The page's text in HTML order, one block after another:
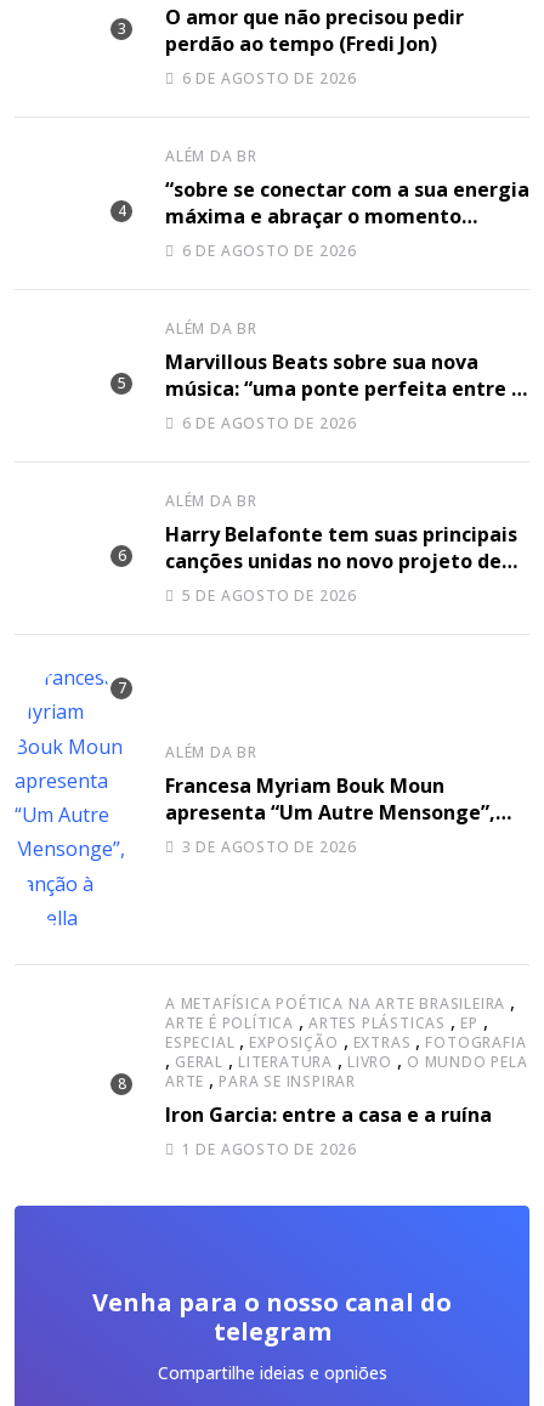
O amor que não precisou pedir
perdão ao tempo (Fredi Jon)
6 DE AGOSTO DE 2026
ALÉM DA BR
“sobre se conectar com a sua energia
máxima e abraçar o momento
plenamente”, disse Shery M sobre
6 DE AGOSTO DE 2026
ALÉM DA BR
Marvillous Beats sobre sua nova
música: “uma ponte perfeita entre o
hip-hop underground e a elegância
6 DE AGOSTO DE 2026
ALÉM DA BR
Harry Belafonte tem suas principais
canções unidas no novo projeto de
Sir5 DE AGOSTO DE 2026
ALÉM DA BR
Francesa Myriam Bouk Moun
apresenta “Um Autre Mensonge”,
canção à capella
3 DE AGOSTO DE 2026
A METAFÍSICA POÉTICA NA ARTE BRASILEIRA ,
ARTE É POLÍTICA , ARTES PLÁSTICAS , EP ,
ESPECIAL , EXPOSIÇÃO , EXTRAS , FOTOGRAFIA
, GERAL , LITERATURA , LIVRO , O MUNDO PELA
ARTE , PARA SE INSPIRAR
Iron Garcia: entre a casa e a ruína
1 DE AGOSTO DE 2026
Venha para o nosso canal do
telegram
Compartilhe ideias e opniões